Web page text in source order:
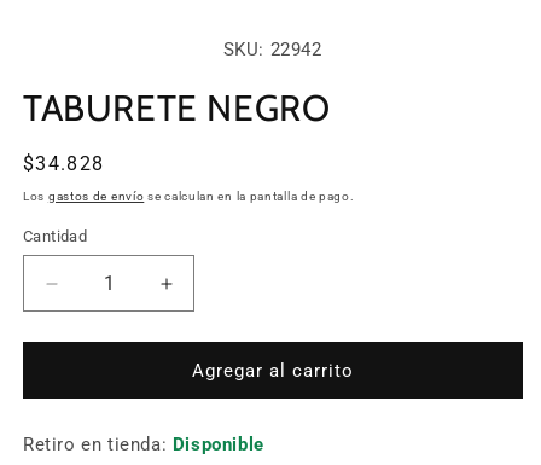
modal
SKU: 22942
TABURETE NEGRO
Precio
habitual
$34.828
Los gastos de envío se calculan en la pantalla de pago.
Cantidad
Cantidad
Reducir
cantidad
para
NEGRO
Aumentar
cantidad
para
TABURETE
NEGRO
Agregar al carrito
Retiro en tienda: Disponible